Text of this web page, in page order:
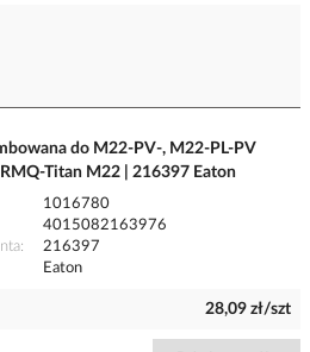
do M22-PV-, M22-PL-PV
Titan M22 | 216397 Eaton
1016780
4015082163976
216397
Eaton
28,09 zł/szt